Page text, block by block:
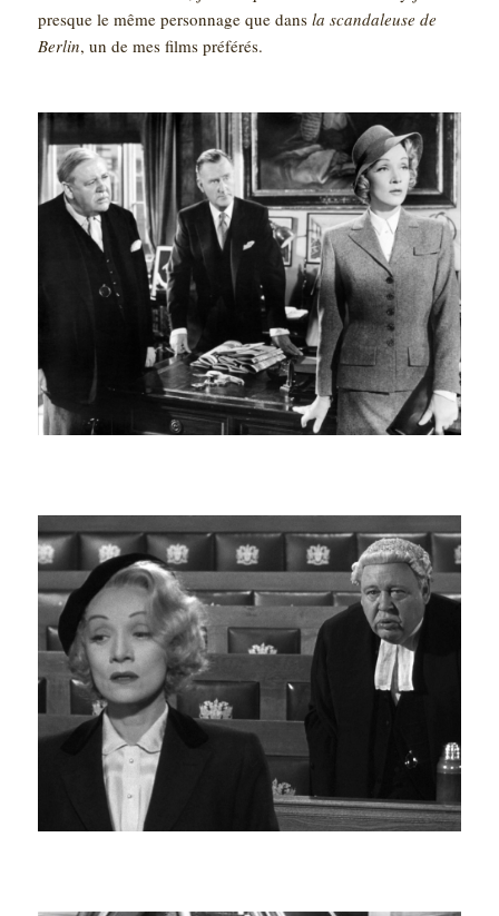
presque le même personnage que dansla scandaleuse de
Berlin, un de mes films préférés.